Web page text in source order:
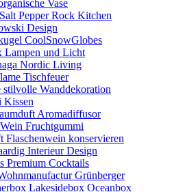
Vase
Pepper Rock Kitchen
Design
CoolSnowGlobes
Lampen und Licht
Nordic Living
Tischfeuer
stilvolle Wanddekoration
Kissen
Aromadiffusor
Fruchtgummi
Flaschenwein konservieren
Interieur Design
Premium Cocktails
Grünberger
Lakesidebox Oceanbox